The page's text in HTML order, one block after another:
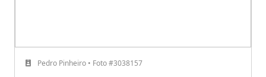
Pedro Pinheiro • Foto #3038157